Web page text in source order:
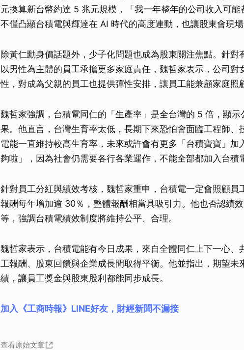
元換算新台幣約達 5 兆元規模，「我一年整年的公司收入可
不僅凸顯台積電與輝達在 AI 時代的高度連動，也讓股東會現場
除黃仁勳身價話題外，少子化問題也成為股東關注焦點。針對
以男性為主體的員工承擔更多家庭責任，魏哲家表示，公司對
性，對成為父親的員工也提供彈性安排，讓員工能兼顧家庭照
魏哲家強調，台積電同仁的「生產率」是全台灣的 5 倍，顯
果。他直言，台灣生育率太低，長期下來恐怕會面臨工程師、
電能一直維持較高生育率，未來或許會有更多「台積寶寶」加
夠啦」，因為社會仍需要各行各業運作，不能全部都加入台積
針對員工分紅與績效考核，魏哲家重申，台積電一定會照顧員
報酬每年增加逾 30％，整體報酬相當具吸引力。他也否認績
等，強調台積電績效制度將維持公平、合理。
魏哲家表示，台積電能有今日成果，來自全體同仁上下一心、
工報酬、股東回饋與企業成長間取得平衡。他並指出，期望未
績，讓員工獎金與股東股利都能同步成長。
加入《工商時報》LINE好友，財經新聞不漏接
查看原始文章